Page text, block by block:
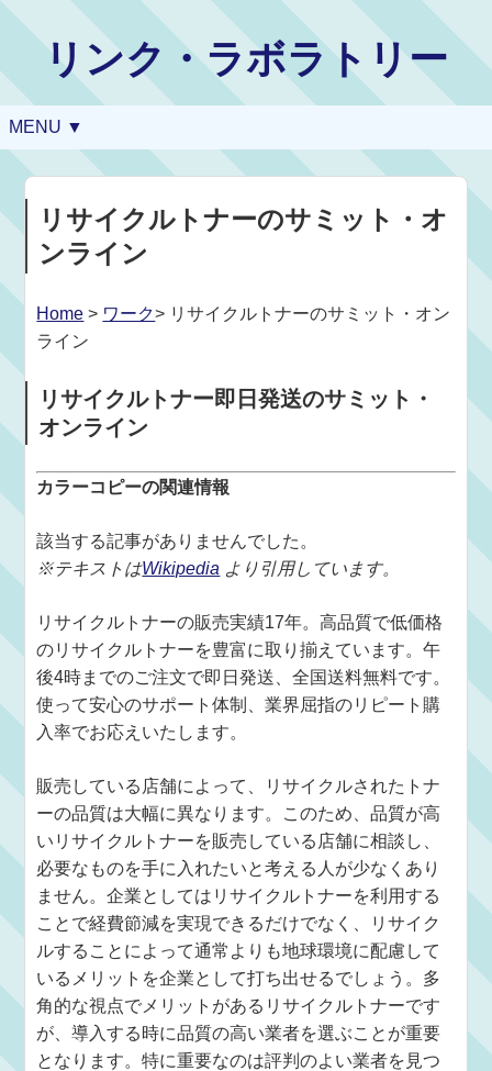
リンク・ラボラトリー
MENU ▼
リサイクルトナーのサミット・オ
ンライン
Home > ワーク> リサイクルトナーのサミット・オン
ライン
リサイクルトナー即日発送のサミット・
オンライン
カラーコピーの関連情報
該当する記事がありませんでした。
※テキストはWikipedia より引用しています。
リサイクルトナーの販売実績17年。高品質で低価格
のリサイクルトナーを豊富に取り揃えています。午
後4時までのご注文で即日発送、全国送料無料です。
使って安心のサポート体制、業界屈指のリピート購
入率でお応えいたします。
販売している店舗によって、リサイクルされたトナ
ーの品質は大幅に異なります。このため、品質が高
いリサイクルトナーを販売している店舗に相談し、
必要なものを手に入れたいと考える人が少なくあり
ません。企業としてはリサイクルトナーを利用する
ことで経費節減を実現できるだけでなく、リサイク
ルすることによって通常よりも地球環境に配慮して
いるメリットを企業として打ち出せるでしょう。多
角的な視点でメリットがあるリサイクルトナーです
が、導入する時に品質の高い業者を選ぶことが重要
となります。特に重要なのは評判のよい業者を見つ